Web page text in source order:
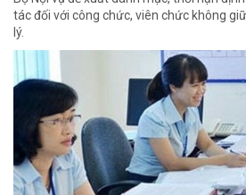
tác đối với công chức, viên chức không
lý.